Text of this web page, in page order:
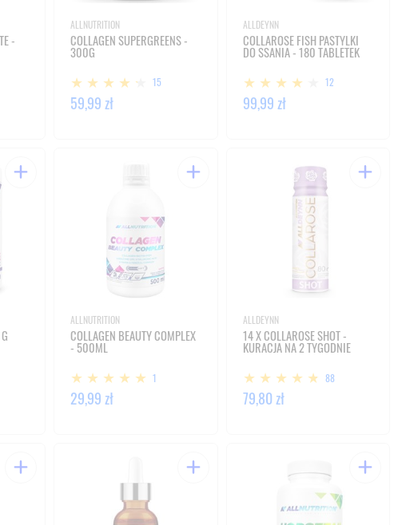
-
ALLNUTRITION
COLLAGEN SUPERGREENS -
300G
15
59,99 zł
ALLDEYNN
COLLAROSE FISH PASTYLKI
DO SSANIA - 180 TABLETEK
12
99,99 zł
ALLNUTRITION
COLLAGEN BEAUTY COMPLEX
- 500ML
1
29,99 zł
ALLDEYNN
14 X COLLAROSE SHOT -
KURACJA NA 2 TYGODNIE
88
79,80 zł